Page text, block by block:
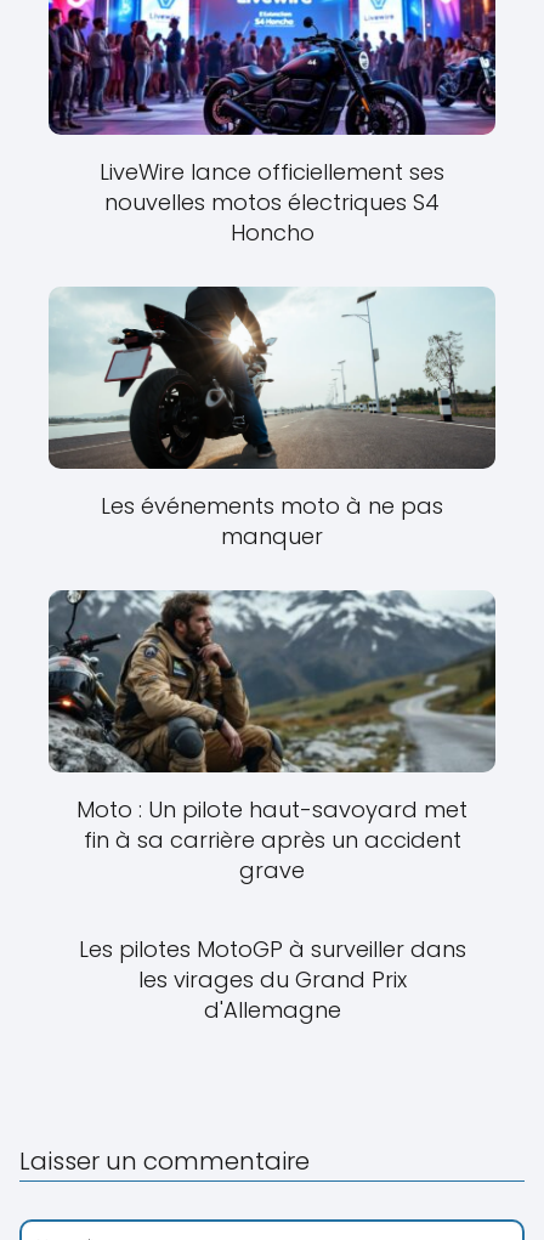
LiveWire lance officiellement ses
nouvelles motos électriques S4
Honcho
Les événements moto à ne pas
manquer
Moto : Un pilote haut-savoyard met
fin à sa carrière après un accident
grave
Les pilotes MotoGP à surveiller dans
les virages du Grand Prix
d'Allemagne
Laisser un commentaire